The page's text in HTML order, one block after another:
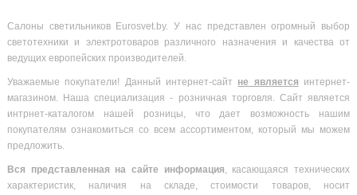
Салоны светильников Eurosvet.by. У нас представлен огромный выбор
светотехники и электротоваров различного назначения и качества от
ведущих европейских производителей.
Уважаемые покупатели! Данный интернет-сайт не является интернет-
магазином. Наша специализация - розничная торговля. Сайт является
интрнет-каталогом нашей розницы, что дает возможность нашим
покупателям ознакомиться со всем ассортиментом, который мы можем
предложить.
Вся представленная на сайте информация, касающаяся технических
характеристик, наличия на складе, стоимости товаров, носит